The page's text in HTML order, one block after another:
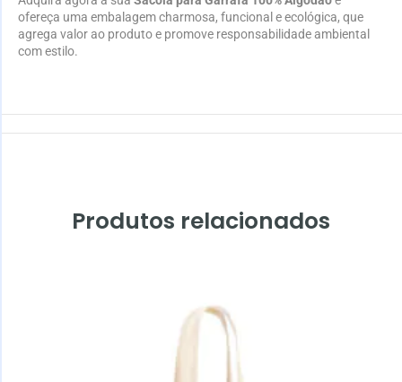
ofereça uma embalagem charmosa, funcional e ecológica, que
agrega valor ao produto e promove responsabilidade ambiental
com estilo.
Produtos relacionados